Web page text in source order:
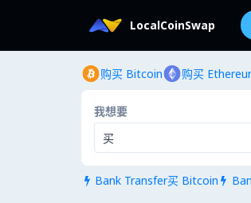
LocalCoinSwap
购买 Bitcoin 购买
我想要
买
 Bank Transfer买 Bitcoin 